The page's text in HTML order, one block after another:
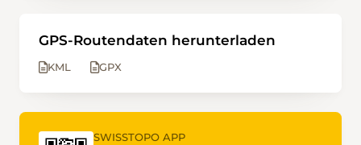
GPS-Routendaten herunterladen
KML GPX
SWISSTOPO APP